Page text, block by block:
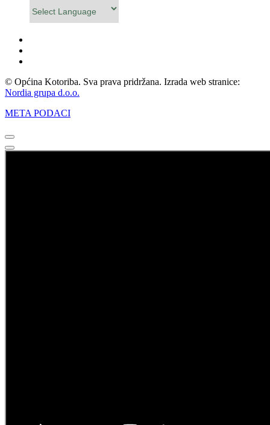
© Općina Kotoriba. Sva prava pridržana. Izrada web stranice:
Nordia grupa d.o.o.
META PODACI